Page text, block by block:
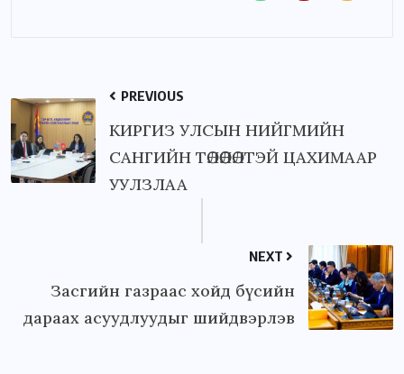
PREVIOUS
КИРГИЗ УЛСЫН НИЙГМИЙН
САНГИЙН ТӨЛӨӨЛӨЛТЭЙ ЦАХИМААР
УУЛЗЛАА
NEXT
Засгийн газраас хойд бүсийн
дараах асуудлуудыг шийдвэрлэв